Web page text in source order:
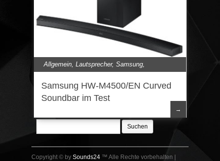
Allgemein Lautsprecher, Samsung
Samsung HW-M4500/EN Curved
Soundbar im Test
→
Suchen
nach:
Copyright © by Sounds24 ™ Alle Rechte vorbehalten |